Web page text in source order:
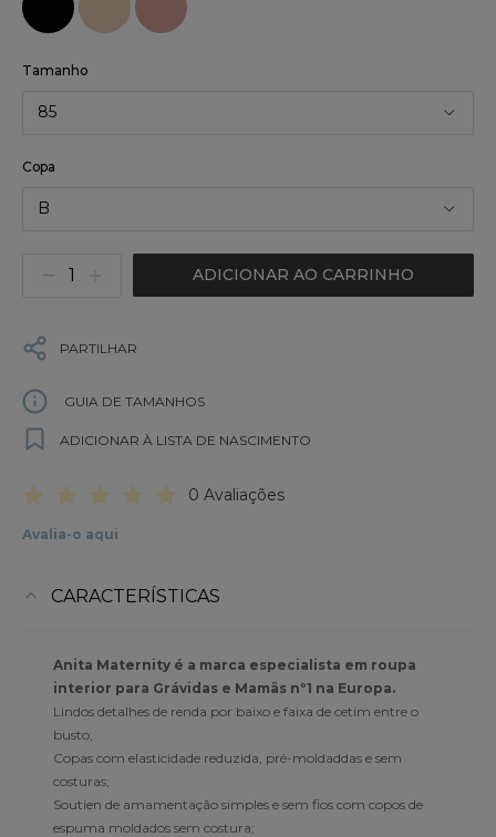
Tamanho
85
Copa
B
ADICIONAR AO CARRINHO
PARTILHAR
GUIA DE TAMANHOS
ADICIONAR À LISTA DE NASCIMENTO
0 Avaliações
Avalia-o aqui
CARACTERÍSTICAS
Anita Maternity é a marca especialista em roupa
interior para Grávidas e Mamãs nº1 na Europa.
Lindos detalhes de renda por baixo e faixa de cetim entre o
busto;
Copas com elasticidade reduzida, pré-moldaddas e sem
costuras;
Soutien de amamentação simples e sem fios com copos de
espuma moldados sem costura;